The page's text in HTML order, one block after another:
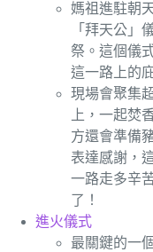
媽祖進駐朝
「拜天公」
祭。這個儀
這一路上的
現場會聚集
上，一起焚
方還會準備
表達感謝，
一路走多辛
了！
進火儀式
最關鍵的一